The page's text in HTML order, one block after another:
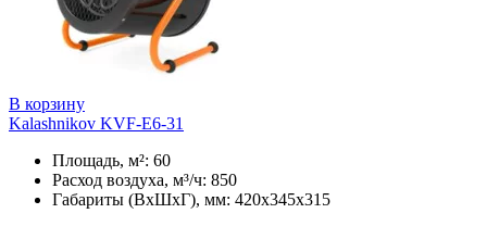
В корзину
Kalashnikov KVF-E6-31
Площадь, м²: 60
Расход воздуха, м³/ч: 850
Габариты (ВхШхГ), мм: 420x345x315